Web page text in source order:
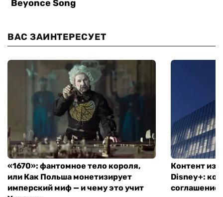
ВАС ЗАИНТЕРЕСУЕТ
«1670»: фантомное тело короля,
или Как Польша монетизирует
имперский миф — и чему это учит
Контент из
Disney+:
соглашение